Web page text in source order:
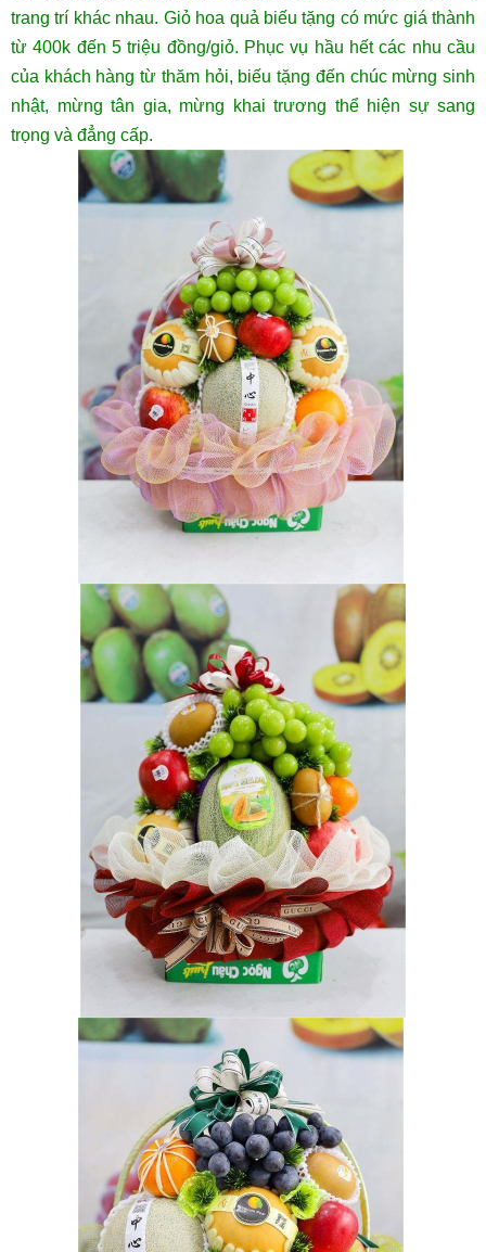
trang trí khác nhau. Giỏ hoa quả biếu tặng có mức giá thành
từ 400k đến 5 triệu đồng/giỏ. Phục vụ hầu hết các nhu cầu
của khách hàng từ thăm hỏi, biếu tặng đến chúc mừng sinh
nhật, mừng tân gia, mừng khai trương thể hiện sự sang
trọng và đẳng cấp.